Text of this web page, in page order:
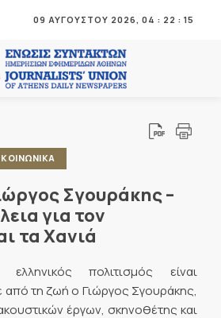
09 ΑΥΓΟΥΣΤΟΥ 2026, 04 : 22 : 16
ΚΟΙΝΩΝΙΚΑ
Σγουράκης –
για τον
τα Χανιά
πολιτισμός είναι
τη ζωή ο Γιώργος Σγουράκης,
έργων, σκηνοθέτης και